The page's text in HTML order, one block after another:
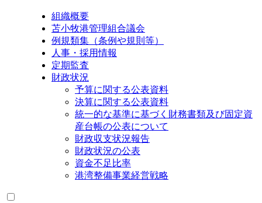
組織概要
苫小牧港管理組合議会
例規類集（条例や規則等）
人事・採用情報
定期監査
財政状況
予算に関する公表資料
決算に関する公表資料
統一的な基準に基づく財務書類及び固定資
産台帳の公表について
財政収支状況報告
財政状況の公表
資金不足比率
港湾整備事業経営戦略